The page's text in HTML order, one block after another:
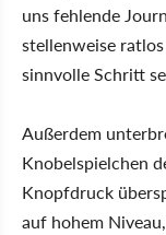
uns fehlende
stellenweise
sinnvolle Schritt
Außerdem
Knobelspielchen
Knopfdruck
auf hohem